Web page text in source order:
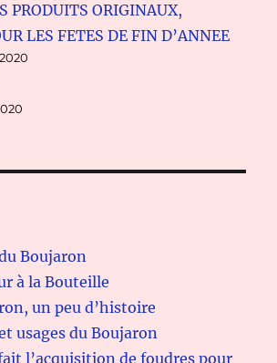
PRODUITS ORIGINAUX,
LES FETES DE FIN D’ANNEE
Boujaron
à la Bouteille
un peu d’histoire
usages du Boujaron
l’acquisition de foudres pour